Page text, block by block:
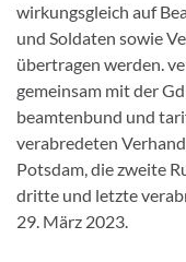
wirkungsgleich auf
und Soldaten sowie
übertragen werden.
gemeinsam mit der
beamtenbund und
verabredeten
Potsdam, die zweite
dritte und letzte
29. März 2023.